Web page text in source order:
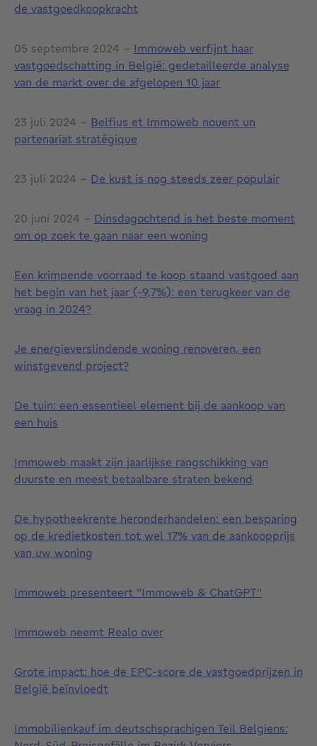
de vastgoedkoopkracht
05 septembre 2024 - Immoweb verfijnt haar
vastgoedschatting in België: gedetailleerde analyse
van de markt over de afgelopen 10 jaar
23 juli 2024 - Belfius et Immoweb nouent un
partenariat stratégique
23 juli 2024 - De kust is nog steeds zeer populair
20 juni 2024 - Dinsdagochtend is het beste moment
om op zoek te gaan naar een woning
Een krimpende voorraad te koop staand vastgoed aan
het begin van het jaar (-9,7%): een terugkeer van de
vraag in 2024?
Je energieverslindende woning renoveren, een
winstgevend project?
De tuin: een essentieel element bij de aankoop van
een huis
Immoweb maakt zijn jaarlijkse rangschikking van
duurste en meest betaalbare straten bekend
De hypotheekrente heronderhandelen: een besparing
op de kredietkosten tot wel 17% van de aankoopprijs
van uw woning
Immoweb presenteert "Immoweb & ChatGPT"
Immoweb neemt Realo over
Grote impact: hoe de EPC-score de vastgoedprijzen in
België beïnvloedt
Immobilienkauf im deutschsprachigen Teil Belgiens: